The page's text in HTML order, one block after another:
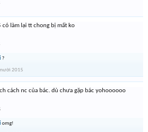
có làm lại tt chong bị mất ko
?
2015
cách nc của bác. dù chưa gặp bác yohoooooo
omg!